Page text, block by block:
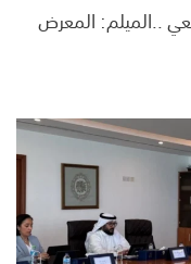
..الميلم: المعرض